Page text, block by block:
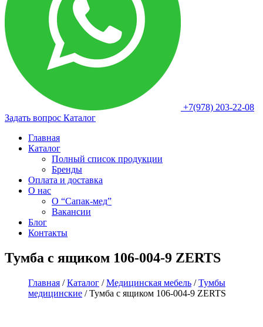
+7(978) 203-22-08
Задать вопрос Каталог
Главная
Каталог
Полный список продукции
Бренды
Оплата и доставка
О нас
О “Сапак-мед”
Вакансии
Блог
Контакты
Тумба с ящиком 106-004-9 ZERTS
Главная /Каталог /Медицинская мебель /Тумбы
медицинские / Тумба с ящиком 106-004-9 ZERTS